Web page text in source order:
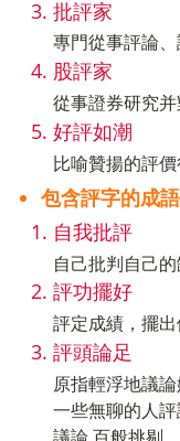
批評家
專門從事評論
股評家
從事證券研究并
好評如潮
比喻贊揚的評價
包含評字的成語
自我批評
自己批判自己的
評功擺好
評定成績，擺出
評頭論足
原指輕浮地議
一些無聊的人